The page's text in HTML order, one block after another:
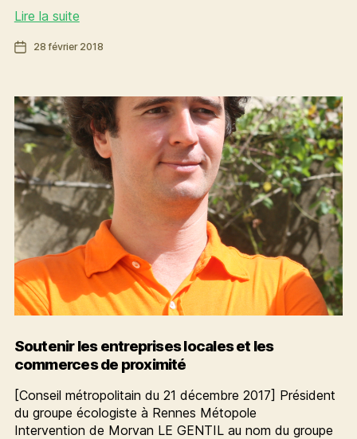
Lire la suiteIl
soutenir
de
Laitik
Date28 février 2018
Soutenir les entreprises locales et les
commerces de proximité
[Conseil métropolitain du 21 décembre 2017] Président
du groupe écologiste à Rennes Métopole
Intervention de Morvan LE GENTIL au nom du groupe